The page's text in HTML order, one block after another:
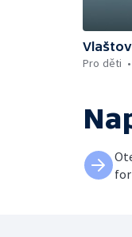
Pro děti